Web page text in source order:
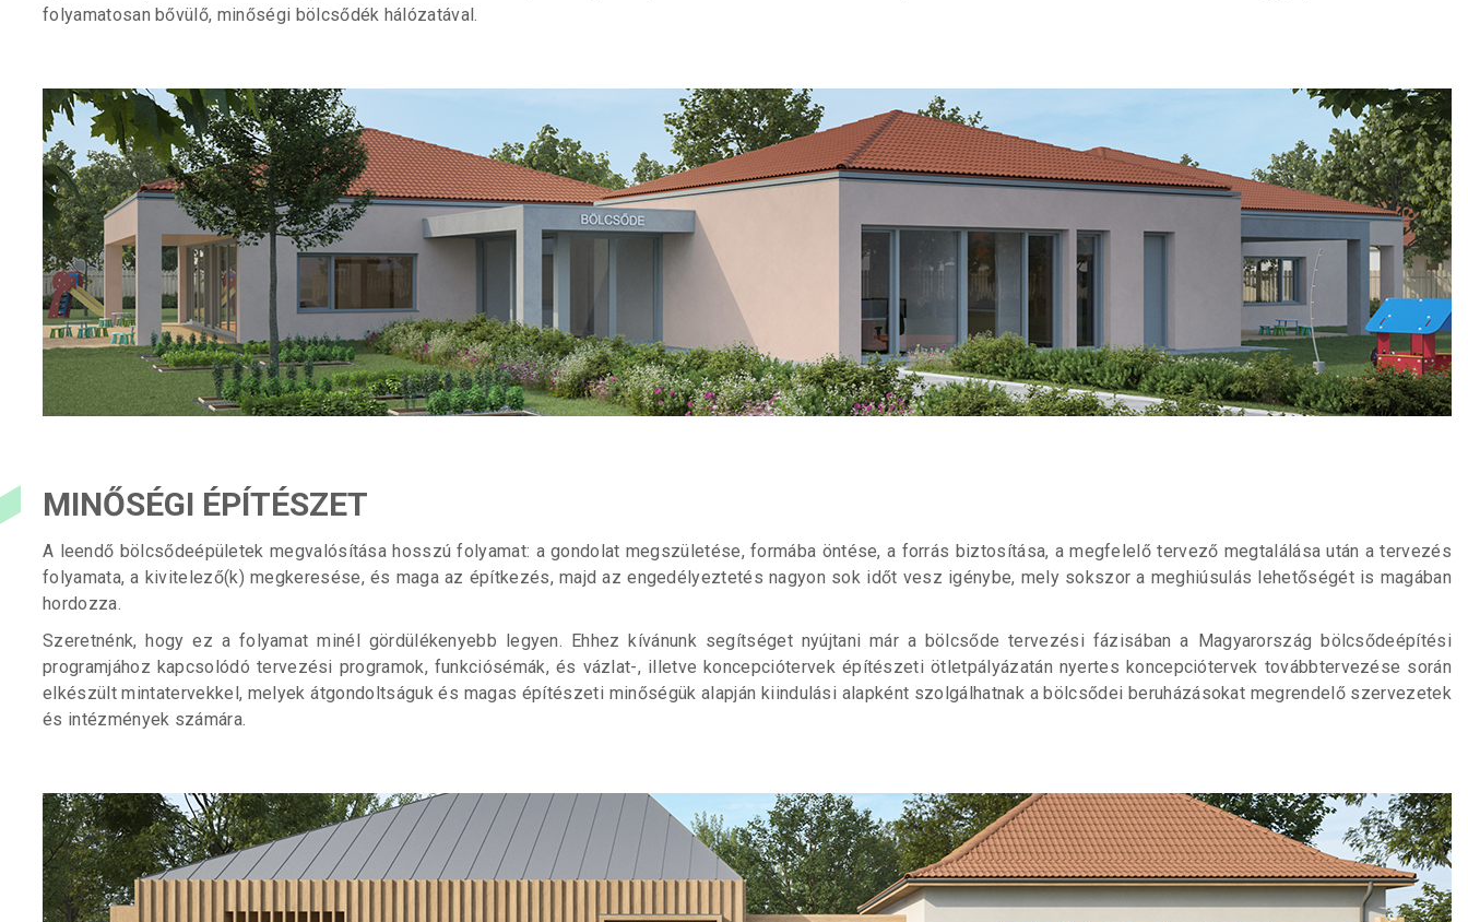
folyamatosan bővülő, minőségi bölcsődék hálózatával.
MINŐSÉGI ÉPÍTÉSZET
A leendő bölcsődeépületek megvalósítása hosszú folyamat: a gondolat megszületése, formába öntése, a forrás biztosítása, a megfelelő tervező megtalálása után a tervezés
folyamata, a kivitelező(k) megkeresése, és maga az építkezés, majd az engedélyeztetés nagyon sok időt vesz igénybe, mely sokszor a meghiúsulás lehetőségét is magában
hordozza.
Szeretnénk, hogy ez a folyamat minél gördülékenyebb legyen. Ehhez kívánunk segítséget nyújtani már a bölcsőde tervezési fázisában a Magyarország bölcsődeépítési
programjához kapcsolódó tervezési programok, funkciósémák, és vázlat-, illetve koncepciótervek építészeti ötletpályázatán nyertes koncepciótervek továbbtervezése során
elkészült mintatervekkel, melyek átgondoltságuk és magas építészeti minőségük alapján kiindulási alapként szolgálhatnak a bölcsődei beruházásokat megrendelő szervezetek
és intézmények számára.